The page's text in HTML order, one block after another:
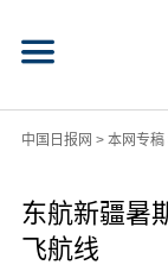
中国日报网 > 本网专稿
东航新疆暑
飞航线